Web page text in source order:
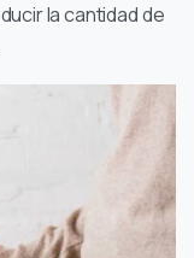
la cantidad de